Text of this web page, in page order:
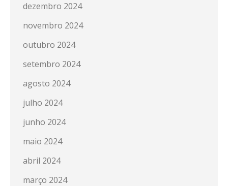
dezembro 2024
novembro 2024
outubro 2024
setembro 2024
agosto 2024
julho 2024
junho 2024
maio 2024
abril 2024
março 2024